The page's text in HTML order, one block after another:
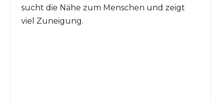
sucht die Nähe zum Menschen und zeigt
viel Zuneigung.